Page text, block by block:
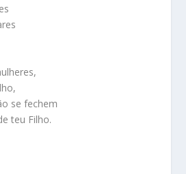
se fechem
teu Filho.